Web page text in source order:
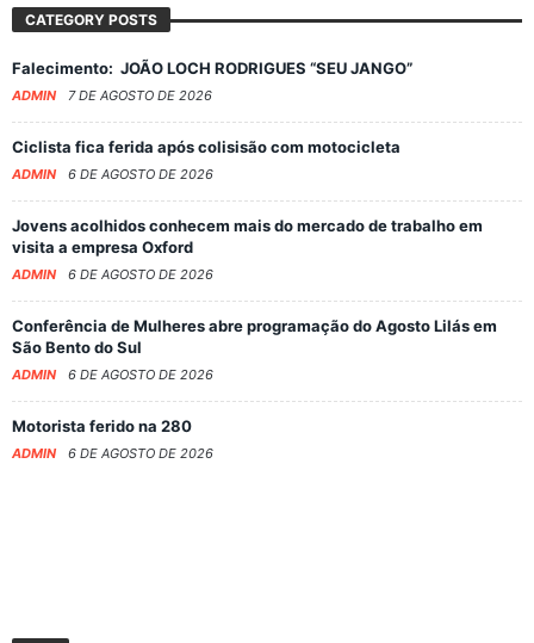
CATEGORY POSTS
Falecimento: JOÃO LOCH RODRIGUES “SEU JANGO”
ADMIN 7 DE AGOSTO DE 2026
Ciclista fica ferida após colisisão com motocicleta
ADMIN 6 DE AGOSTO DE 2026
Jovens acolhidos conhecem mais do mercado de trabalho em
visita a empresa Oxford
ADMIN 6 DE AGOSTO DE 2026
Conferência de Mulheres abre programação do Agosto Lilás em
São Bento do Sul
ADMIN 6 DE AGOSTO DE 2026
Motorista ferido na 280
ADMIN 6 DE AGOSTO DE 2026